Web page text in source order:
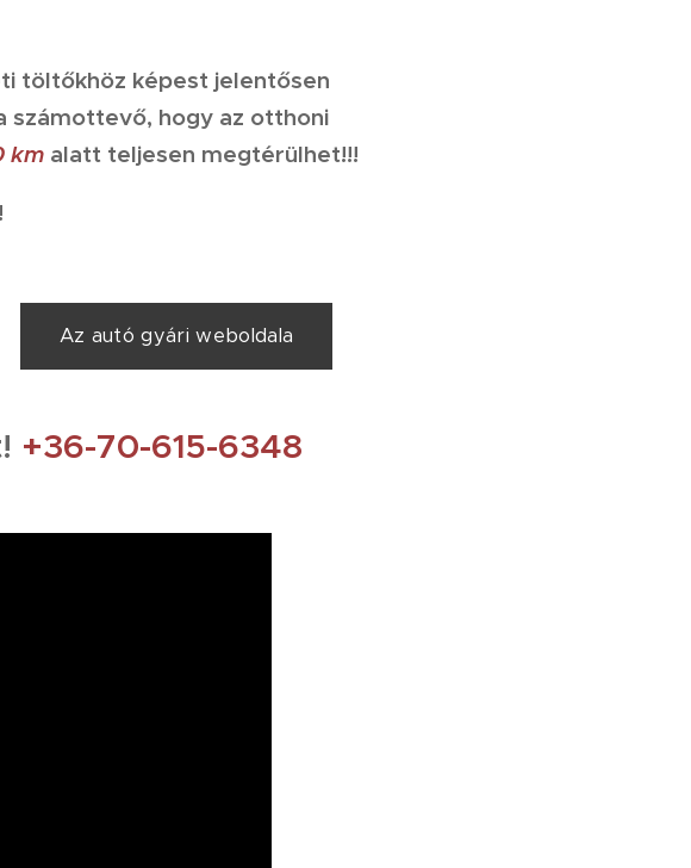
töltőkhöz képest jelentősen
számottevő, hogy az otthoni
kmalatt teljesen megtérülhet!!!
Az autó gyári weboldala
+36-70-615-6348